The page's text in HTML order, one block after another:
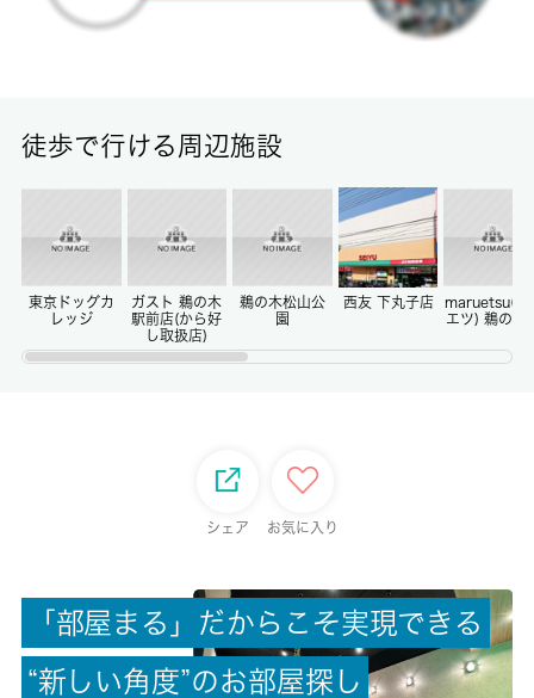
2階 / 3階建
-/-
権利金/雑費
駐車場/料金
-/-
徒歩で行ける周辺施設
東京ドッグカ
レッジ
ガスト 鵜の木
駅前店(から好
し取扱店)
鵜の木松山公
園
西友 下丸子店
maruetsu(マ
エツ) 鵜の木
シェア お気に入り
「 部屋 ま る 」 だ か ら こ そ実現で き る
“新 し い角 度”のお部屋探 し